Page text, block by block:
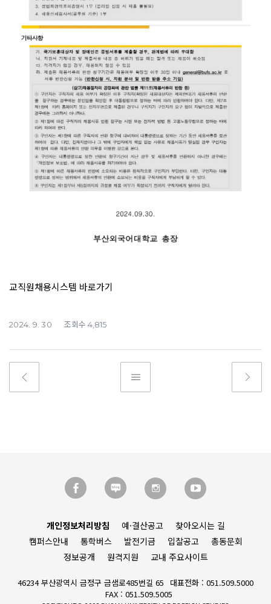
교직원채용시스템 바로가기
2024. 9. 30 조회수 4,815
개인정보처리방침 예·결산공고
찾아오시는 길
캠퍼스안내
통학버스 발전기금 입찰공고
총동문회
정보공개
원격지원 교내 주요사이트
46234 부산광역시 금정구 금샘로485번길 65
대표전화 : 051.509.5000
FAX : 051.509.5005